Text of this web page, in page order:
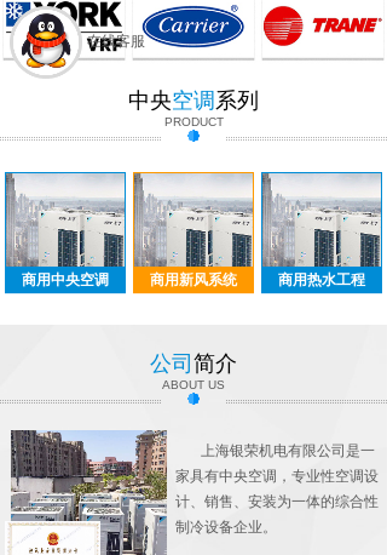
中央空调 系列
PRODUCT
商用新风系统 商用热水工程
商用中央空调
公司 简介
ABOUT US
上海银荣机电有限公司是一
家具有中央空调，专业性空调设
计、销售、安装为一体的综合性
制冷设备企业。
在线客服